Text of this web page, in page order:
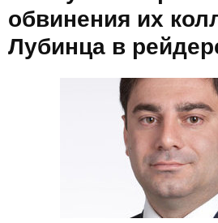
обвинения их
Лубинца в